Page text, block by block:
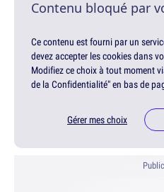
Contenu bloqué par
Ce contenu est fourni par un
devez accepter les cookies dans
Modifiez ce choix à tout moment
de la Confidentialité" en bas de
Gérer mes choix